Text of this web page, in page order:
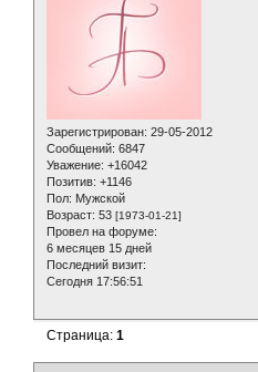
Зарегистрирован: 29-05-2012
Сообщений: 6847
Уважение: +16042
Позитив: +1146
Пол: Мужской
Возраст: 53 [1973-01-21]
Провел на форуме:
6 месяцев 15 дней
Последний визит:
Сегодня 17:56:51
Страница:1